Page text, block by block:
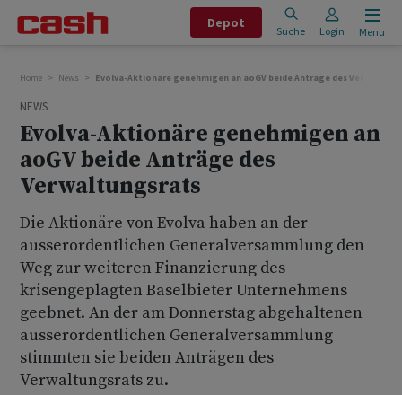
Depot
Suche Login Menu
Home News Evolva-Aktionäre genehmigen an aoGV beide Anträge des
NEWS
Evolva-Aktionäre genehmigen an
aoGV beide Anträge des
Verwaltungsrats
Die Aktionäre von Evolva haben an der
ausserordentlichen Generalversammlung den
Weg zur weiteren Finanzierung des
krisengeplagten Baselbieter Unternehmens
geebnet. An der am Donnerstag abgehaltenen
ausserordentlichen Generalversammlung
stimmten sie beiden Anträgen des
Verwaltungsrats zu.